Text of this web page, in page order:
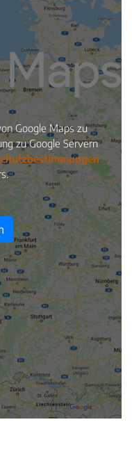
Google Maps zu
zu Google Servern